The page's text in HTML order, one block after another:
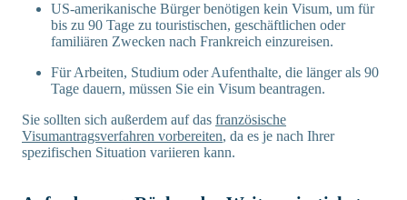
US-amerikanische Bürger benötigen kein Visum, um für
bis zu 90 Tage zu touristischen, geschäftlichen oder
familiären Zwecken nach Frankreich einzureisen.
Für Arbeiten, Studium oder Aufenthalte, die länger als 90
Tage dauern, müssen Sie ein Visum beantragen.
Sie sollten sich außerdem auf das französische
Visumantragsverfahren vorbereiten, da es je nach Ihrer
spezifischen Situation variieren kann.